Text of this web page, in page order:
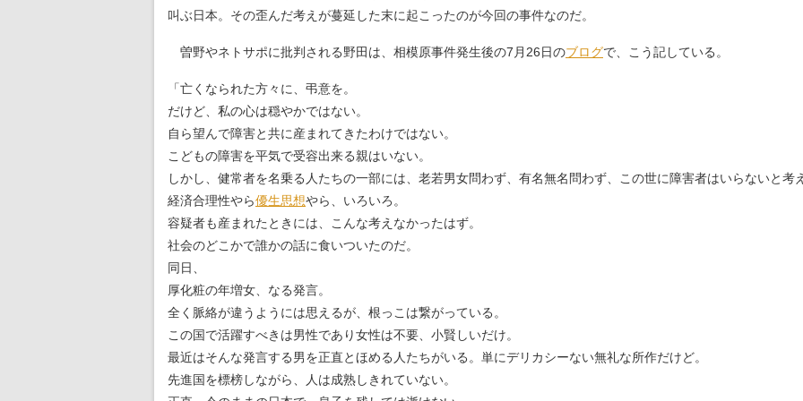
叫ぶ日本。その歪んだ考えが蔓延した末に起こったのが今回の事件なのだ。
曽野やネトサポに批判される野田は、相模原事件発生後の7月26日のブログで、こう記している。
「亡くなられた方々に、弔意を。
だけど、私の心は穏やかではない。
自ら望んで障害と共に産まれてきたわけではない。
こどもの障害を平気で受容出来る親はいない。
しかし、健常者を名乗る人たちの一部には、老若男女問わず、有名無名問わず、この世に障害者はいらないと考
経済合理性やら優生思想やら、いろいろ。
容疑者も産まれたときには、こんな考えなかったはず。
社会のどこかで誰かの話に食いついたのだ。
同日、
厚化粧の年増女、なる発言。
全く脈絡が違うようには思えるが、根っこは繋がっている。
この国で活躍すべきは男性であり女性は不要、小賢しいだけ。
最近はそんな発言する男を正直とほめる人たちがいる。単にデリカシーない無礼な所作だけど。
先進国を標榜しながら、人は成熟しきれていない。